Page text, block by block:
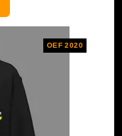
OEF 2020